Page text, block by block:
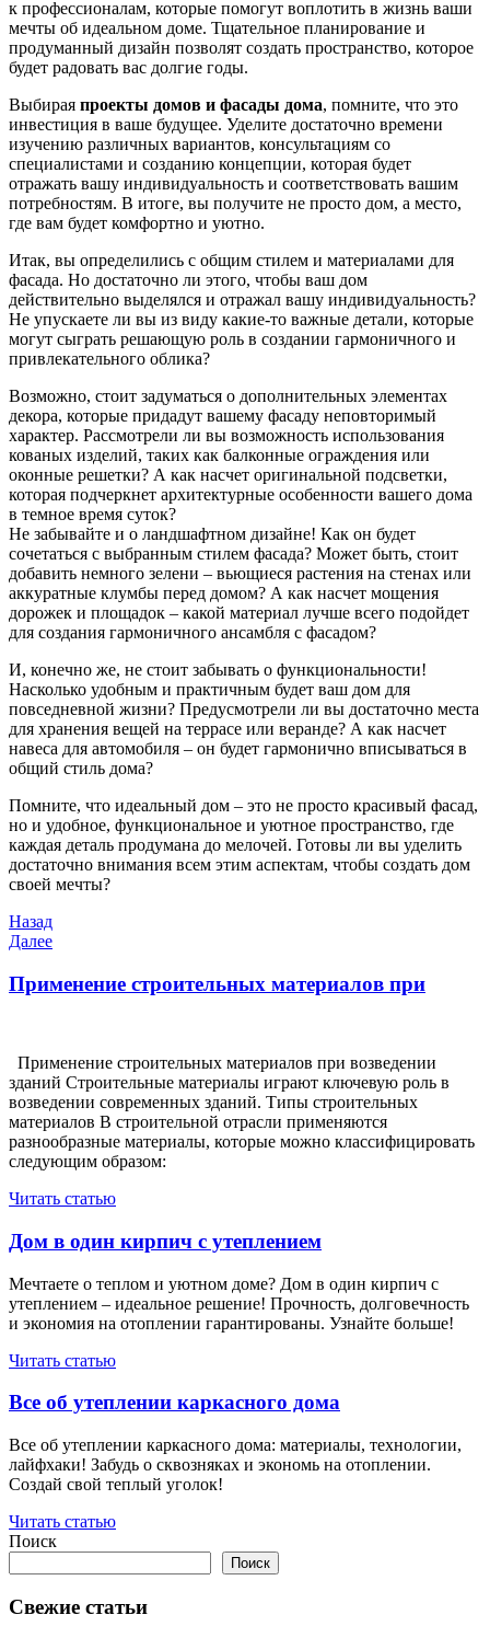
к профессионалам, которые помогут воплотить в жизнь ваши
мечты об идеальном доме. Тщательное планирование и
продуманный дизайн позволят создать пространство, которое
будет радовать вас долгие годы.
Выбирая проекты домов и фасады дома, помните, что это
инвестиция в ваше будущее. Уделите достаточно времени
изучению различных вариантов, консультациям со
специалистами и созданию концепции, которая будет
отражать вашу индивидуальность и соответствовать вашим
потребностям. В итоге, вы получите не просто дом, а место,
где вам будет комфортно и уютно.
Итак, вы определились с общим стилем и материалами для
фасада. Но достаточно ли этого, чтобы ваш дом
действительно выделялся и отражал вашу индивидуальность?
Не упускаете ли вы из виду какие-то важные детали, которые
могут сыграть решающую роль в создании гармоничного и
привлекательного облика?
Возможно, стоит задуматься о дополнительных элементах
декора, которые придадут вашему фасаду неповторимый
характер. Рассмотрели ли вы возможность использования
кованых изделий, таких как балконные ограждения или
оконные решетки? А как насчет оригинальной подсветки,
которая подчеркнет архитектурные особенности вашего дома
в темное время суток?
Не забывайте и о ландшафтном дизайне! Как он будет
сочетаться с выбранным стилем фасада? Может быть, стоит
добавить немного зелени – вьющиеся растения на стенах или
аккуратные клумбы перед домом? А как насчет мощения
дорожек и площадок – какой материал лучше всего подойдет
для создания гармоничного ансамбля с фасадом?
И, конечно же, не стоит забывать о функциональности!
Насколько удобным и практичным будет ваш дом для
повседневной жизни? Предусмотрели ли вы достаточно места
для хранения вещей на террасе или веранде? А как насчет
навеса для автомобиля – он будет гармонично вписываться в
общий стиль дома?
Помните, что идеальный дом – это не просто красивый фасад,
но и удобное, функциональное и уютное пространство, где
каждая деталь продумана до мелочей. Готовы ли вы уделить
достаточно внимания всем этим аспектам, чтобы создать дом
своей мечты?
Навигация
по
записям
Предыдущая
запись
Назад
Следующая
Далее
Применение строительных материалов при
Применение строительных материалов при возведении
зданий Строительные материалы играют ключевую роль в
возведении современных зданий. Типы строительных
материалов В строительной отрасли применяются
разнообразные материалы, которые можно классифицировать
следующим образом:
Читать статью
Дом в один кирпич с утеплением
Мечтаете о теплом и уютном доме? Дом в один кирпич с
утеплением – идеальное решение! Прочность, долговечность
и экономия на отоплении гарантированы. Узнайте больше!
Читать статью
Все об утеплении каркасного дома
Все об утеплении каркасного дома: материалы, технологии,
лайфхаки! Забудь о сквозняках и экономь на отоплении.
Создай свой теплый уголок!
Читать статью
Поиск
Поиск
Свежие статьи